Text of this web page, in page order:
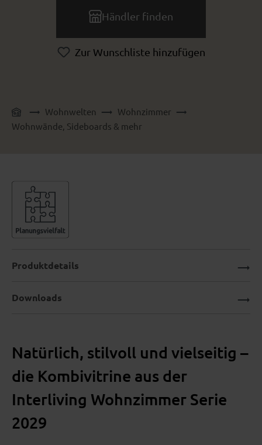
Händler finden
Zur Wunschliste hinzufügen
Wohnwelten
Wohnzimmer
Wohnwände, Sideboards & mehr
Natürlich, stilvoll und vielseitig –
die Kombivitrine aus der
Interliving Wohnzimmer Serie
2029
Produktdetails
Downloads